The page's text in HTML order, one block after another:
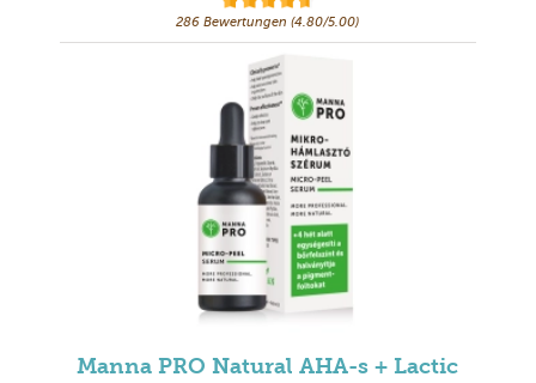
286 Bewertungen (4.80/5.00)
Manna PRO Natural AHA-s + Lactic